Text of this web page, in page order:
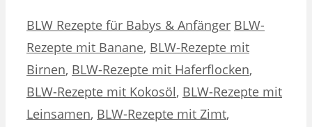
Kategorien
BLW Rezepte für Babys & Anfänger Schlagwörter
BLW-
Rezepte mit Banane, BLW-Rezepte mit
Birnen, BLW-Rezepte mit Haferflocken,
BLW-Rezepte mit Kokosöl, BLW-Rezepte mit
Leinsamen, BLW-Rezepte mit Zimt,